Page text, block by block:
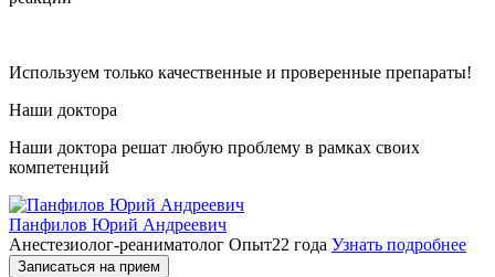
Используем только качественные и проверенные препараты!
Наши доктора
Наши доктора решат любую проблему в рамках своих
компетенций
Панфилов Юрий Андреевич
Анестезиолог-реаниматолог Опыт22 года Узнать подробнее
Записаться на прием